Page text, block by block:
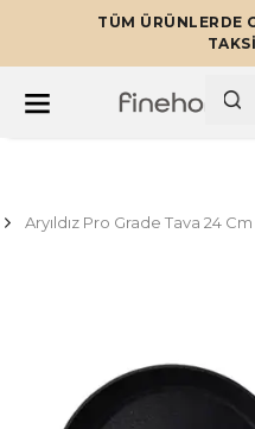
TÜM ÜRÜNLERDE
Aryıldız Pro Grade Tava 24 Cm